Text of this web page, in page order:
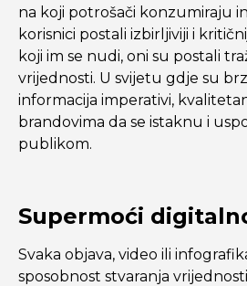
na koji potrošači konzumiraju
korisnici postali izbirljiviji i
koji im se nudi, oni su postali
vrijednosti. U svijetu gdje su
informacija imperativi,
brandovima da se istaknu i
publikom.
Supermoći
Svaka objava, video ili
sposobnost stvaranja